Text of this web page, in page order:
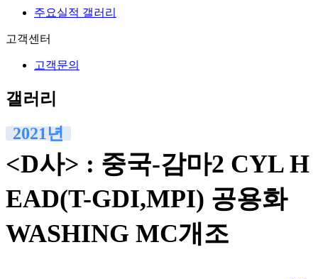
주요실적 갤러리
고객센터
고객문의
갤러리
2021년
<D사> : 중국-감마2 CYL H
EAD(T-GDI,MPI) 공용화
WASHING MC개조